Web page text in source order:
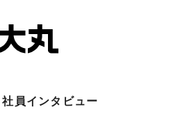
社員インタビュー